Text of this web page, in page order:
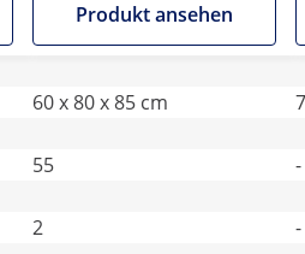
Produkt ansehen
60 x 80 x 85 cm
55
-
2
-